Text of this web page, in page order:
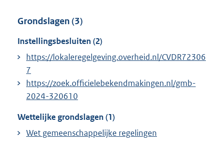
Grondslagen (3)
Instellingsbesluiten (2)
https://lokaleregelgeving.overheid.nl/CVDR72306
7
https://zoek.officielebekendmakingen.nl/gmb-
2024-320610
Wettelijke grondslagen (1)
Wet gemeenschappelijke regelingen